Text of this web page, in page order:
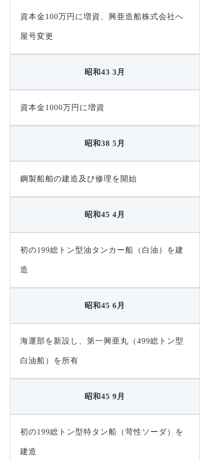
資本金100万円に増資、興亜造船株式会社へ
屋号変更
昭和43 3月
資本金1000万円に増資
昭和38 5月
鋼製船舶の建造及び修理を開始
昭和45 4月
初の199総トン型油タンカー船（白油）を建
造
昭和45 6月
海運部を新設し、第一興亜丸（499総トン型
白油船）を所有
昭和45 9月
初の199総トン型特タン船（苛性ソーダ）を
建造